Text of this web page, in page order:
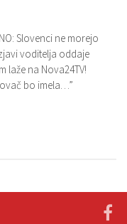
Slovenci ne morejo
voditelja oddaje
laže na Nova24TV!
bo imela…”